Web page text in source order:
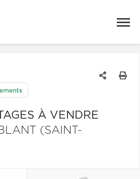
À VENDRE
(SAINT-